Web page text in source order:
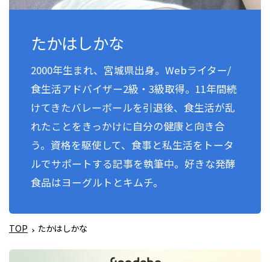
たかはしかな
2000年生まれ、宮城県出身。Webライター/
食生活アドバイザー2級・3級取得。11年間続
けてきたバレーボールを引退後、食生活が乱
れたことをきっかけに自分の健康と向き合
う。資格を駆使して、食事と私生活をトータ
ルでサポートする記事を執筆中。好きな発酵
食品はヨーグルトとキムチ。
TOP たかはしかな